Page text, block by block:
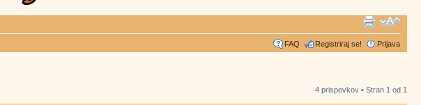
FAQ Registriraj se! Prijava
4 prispevkov • Stran 1 od 1